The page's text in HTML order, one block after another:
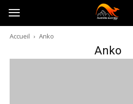
Australia-
australie.com
Accueil Anko
Anko